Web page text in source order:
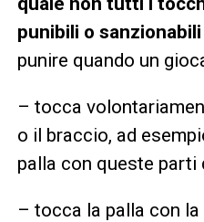
punibili o sanzionabili
punire quando un
– tocca
o il braccio, ad
palla con queste parti
– tocca la palla con